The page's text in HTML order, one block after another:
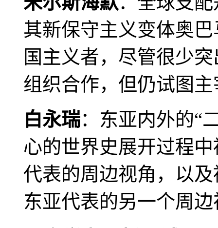
其新保守主义变体奥
国主义者，尽管很少
组织合作，但仍试图
白永瑞：东亚内外的“
心的世界史展开过程
代表的周边视角，以
东亚代表的另一个周